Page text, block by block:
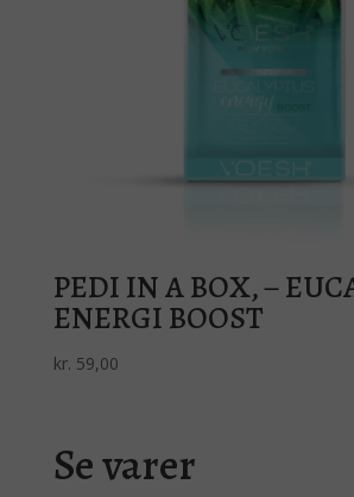
PEDI IN A BOX, –
ENERGI BOOST
kr. 59,00
Se varer